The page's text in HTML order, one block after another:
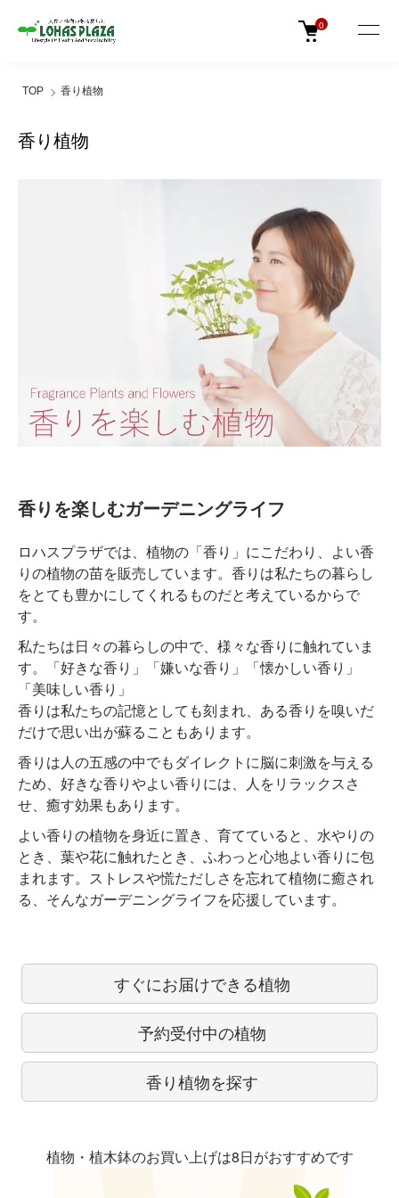
0
TOP 香り植物
香り植物
香りを楽しむガーデニングライフ
ロハスプラザでは、植物の「香り」にこだわり、よい香
りの植物の苗を販売しています。香りは私たちの暮らし
をとても豊かにしてくれるものだと考えているからで
す。
私たちは日々の暮らしの中で、様々な香りに触れていま
す。「好きな香り」「嫌いな香り」「懐かしい香り」
「美味しい香り」
香りは私たちの記憶としても刻まれ、ある香りを嗅いだ
だけで思い出が蘇ることもあります。
香りは人の五感の中でもダイレクトに脳に刺激を与える
ため、好きな香りやよい香りには、人をリラックスさ
せ、癒す効果もあります。
よい香りの植物を身近に置き、育てていると、水やりの
とき、葉や花に触れたとき、ふわっと心地よい香りに包
まれます。ストレスや慌ただしさを忘れて植物に癒され
る、そんなガーデニングライフを応援しています。
すぐにお届けできる植物
予約受付中の植物
香り植物を探す
植物・植木鉢のお買い上げは8日がおすすめです